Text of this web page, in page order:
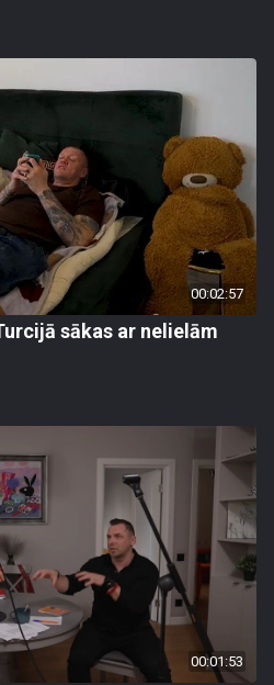
00:02:57
sākas ar nelielām
00:01:53